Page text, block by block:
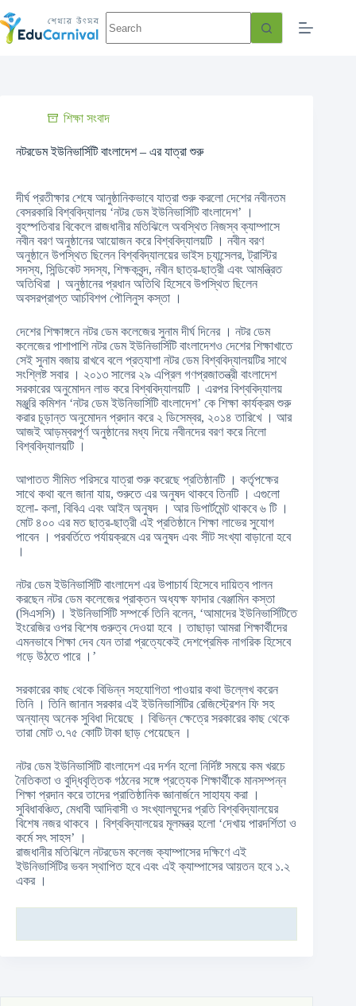
শিক্ষা সংবাদ
নটরডেম ইউনিভার্সিটি বাংলাদেশ – এর যাত্রা শুরু
দীর্ঘ প্রতীক্ষার শেষে আনুষ্ঠানিকভাবে যাত্রা শুরু করলো দেশের নবীনতম
বেসরকারি বিশ্ববিদ্যালয় ‘নটর ডেম ইউনিভার্সিটি বাংলাদেশ’ ।
বৃহস্পতিবার বিকেলে রাজধানীর মতিঝিলে অবস্থিত নিজস্ব ক্যাম্পাসে
নবীন বরণ অনুষ্ঠানের আয়োজন করে বিশ্ববিদ্যালয়টি । নবীন বরণ
অনুষ্ঠানে উপস্থিত ছিলেন বিশ্ববিদ্যালয়ের ভাইস চ্যান্সেলর, ট্রাস্টির
সদস্য, সিন্ডিকেট সদস্য, শিক্ষকবৃন্দ, নবীন ছাত্র-ছাত্রী এবং আমন্ত্রিত
অতিথিরা । অনুষ্ঠানের প্রধান অতিথি হিসেবে উপস্থিত ছিলেন
অবসরপ্রাপ্ত আর্চবিশপ পৌলিনুস কস্তা ।
দেশের শিক্ষাঙ্গনে নটর ডেম কলেজের সুনাম দীর্ঘ দিনের । নটর ডেম
কলেজের পাশাপাশি নটর ডেম ইউনিভার্সিটি বাংলাদেশও দেশের শিক্ষাখাতে
সেই সুনাম বজায় রাখবে বলে প্রত্যাশা নটর ডেম বিশ্ববিদ্যালয়টির সাথে
সংশ্লিষ্ট সবার । ২০১৩ সালের ২৯ এপ্রিল গণপ্রজাতন্ত্রী বাংলাদেশ
সরকারের অনুমোদন লাভ করে বিশ্ববিদ্যালয়টি । এরপর বিশ্ববিদ্যালয়
মঞ্জুরি কমিশন ‘নটর ডেম ইউনিভার্সিটি বাংলাদেশ’ কে শিক্ষা কার্যক্রম শুরু
করার চূড়ান্ত অনুমোদন প্রদান করে ২ ডিসেম্বর, ২০১৪ তারিখে । আর
আজই আড়ম্বরপূর্ণ অনুষ্ঠানের মধ্য দিয়ে নবীনদের বরণ করে নিলো
বিশ্ববিদ্যালয়টি ।
আপাতত সীমিত পরিসরে যাত্রা শুরু করেছে প্রতিষ্ঠানটি । কর্তৃপক্ষের
সাথে কথা বলে জানা যায়, শুরুতে এর অনুষদ থাকবে তিনটি । এগুলো
হলো- কলা, বিবিএ এবং আইন অনুষদ । আর ডিপার্টমেন্ট থাকবে ৬ টি ।
মোট ৪০০ এর মত ছাত্র-ছাত্রী এই প্রতিষ্ঠানে শিক্ষা লাভের সুযোগ
পাবেন । পরবর্তিতে পর্যায়ক্রমে এর অনুষদ এবং সীট সংখ্যা বাড়ানো হবে
।
নটর ডেম ইউনিভার্সিটি বাংলাদেশ এর উপাচার্য হিসেবে দায়িত্ব পালন
করছেন নটর ডেম কলেজের প্রাক্তন অধ্যক্ষ ফাদার বেঞ্জামিন কস্তা
(সিএসসি) । ইউনিভার্সিটি সম্পর্কে তিনি বলেন, ‘আমাদের ইউনিভার্সিটিতে
ইংরেজির ওপর বিশেষ গুরুত্ব দেওয়া হবে । তাছাড়া আমরা শিক্ষার্থীদের
এমনভাবে শিক্ষা দেব যেন তারা প্রত্যেকেই দেশপ্রেমিক নাগরিক হিসেবে
গড়ে উঠতে পারে ।’
সরকারের কাছ থেকে বিভিন্ন সহযোগিতা পাওয়ার কথা উল্লেখ করেন
তিনি । তিনি জানান সরকার এই ইউনিভার্সিটির রেজিস্ট্রেশন ফি সহ
অন্যান্য অনেক সুবিধা দিয়েছে । বিভিন্ন ক্ষেত্রে সরকারের কাছ থেকে
তারা মোট ৩.৭৫ কোটি টাকা ছাড় পেয়েছেন ।
নটর ডেম ইউনিভার্সিটি বাংলাদেশ এর দর্শন হলো নির্দিষ্ট সময়ে কম খরচে
নৈতিকতা ও বুদ্ধিবৃত্তিক গঠনের সঙ্গে প্রত্যেক শিক্ষার্থীকে মানসম্পন্ন
শিক্ষা প্রদান করে তাদের প্রাতিষ্ঠানিক জ্ঞানার্জনে সাহায্য করা ।
সুবিধাবঞ্চিত, মেধাবী আদিবাসী ও সংখ্যালঘুদের প্রতি বিশ্ববিদ্যালয়ের
বিশেষ নজর থাকবে । বিশ্ববিদ্যালয়ের মূলমন্ত্র হলো ‘দেখায় পারদর্শিতা ও
কর্মে সৎ সাহস’ ।
রাজধানীর মতিঝিলে নটরডেম কলেজ ক্যাম্পাসের দক্ষিণে এই
ইউনিভার্সিটির ভবন স্থাপিত হবে এবং এই ক্যাম্পাসের আয়তন হবে ১.২
একর ।